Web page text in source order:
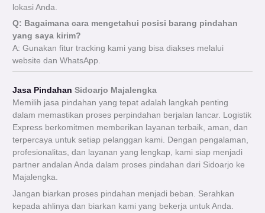
lokasi Anda.
Q: Bagaimana cara mengetahui posisi barang pindahan
yang saya kirim?
A: Gunakan fitur tracking kami yang bisa diakses melalui
website dan WhatsApp.
Jasa Pindahan Sidoarjo Majalengka
Memilih jasa pindahan yang tepat adalah langkah penting
dalam memastikan proses perpindahan berjalan lancar. Logistik
Express berkomitmen memberikan layanan terbaik, aman, dan
terpercaya untuk setiap pelanggan kami. Dengan pengalaman,
profesionalitas, dan layanan yang lengkap, kami siap menjadi
partner andalan Anda dalam proses pindahan dari Sidoarjo ke
Majalengka.
Jangan biarkan proses pindahan menjadi beban. Serahkan
kepada ahlinya dan biarkan kami yang bekerja untuk Anda.